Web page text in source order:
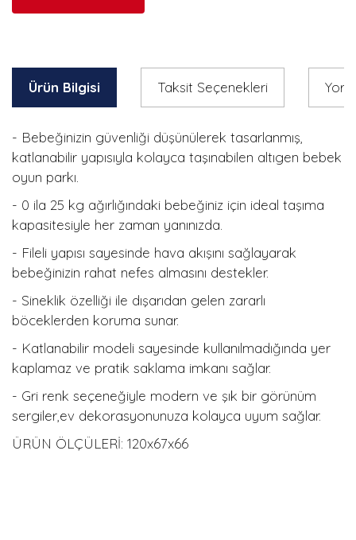
Ürün Bilgisi Taksit Seçenekleri
- Bebeğinizin güvenliği düşünülerek tasarlanmış,
katlanabilir yapısıyla kolayca taşınabilen altıgen bebek
oyun parkı.
- 0 ila 25 kg ağırlığındaki bebeğiniz için ideal taşıma
kapasitesiyle her zaman yanınızda.
- Fileli yapısı sayesinde hava akışını sağlayarak
bebeğinizin rahat nefes almasını destekler.
- Sineklik özelliği ile dışarıdan gelen zararlı
böceklerden koruma sunar.
- Katlanabilir modeli sayesinde kullanılmadığında yer
kaplamaz ve pratik saklama imkanı sağlar.
- Gri renk seçeneğiyle modern ve şık bir görünüm
sergiler,ev dekorasyonunuza kolayca uyum sağlar.
ÜRÜN ÖLÇÜLERİ: 120x67x66